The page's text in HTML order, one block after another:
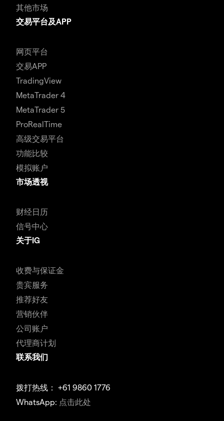
其他市场
交易平台及APP
网页平台
交易APP
TradingView
MetaTrader 4
MetaTrader 5
ProRealTime
高级交易平台
功能比较
模拟账户
市场透视
财经日历
信号中心
关于IG
收费与保证金
贵宾服务
推荐好友
营销伙伴
公司账户
代理商计划
联系我们
拨打热线： +61 9860 1776
WhatsApp: 点击此处